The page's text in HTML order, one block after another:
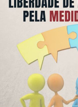
representantes
alinham
estratégias